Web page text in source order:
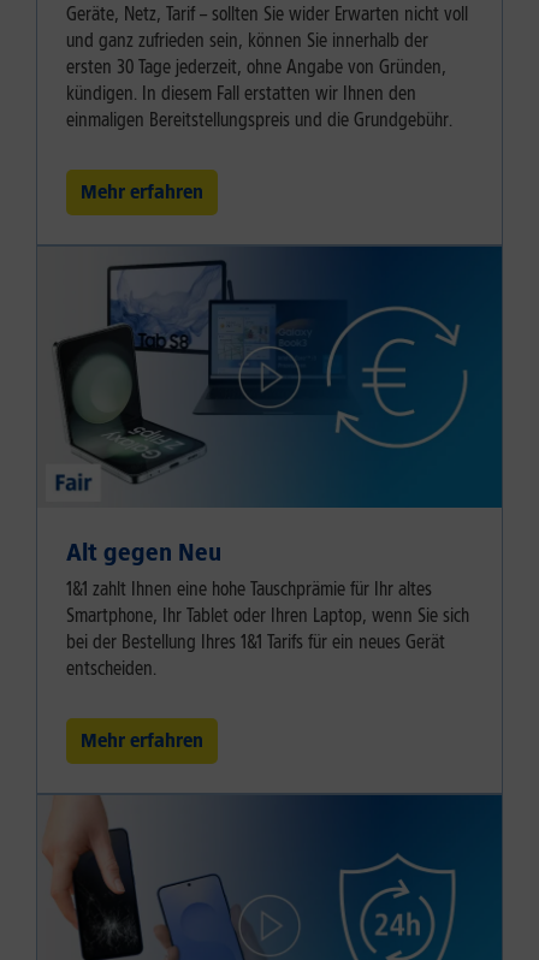
Geräte, Netz, Tarif – sollten Sie wider Erwarten nicht voll
und ganz zufrieden sein, können Sie innerhalb der
ersten 30 Tage jederzeit, ohne Angabe von Gründen,
kündigen. In diesem Fall erstatten wir Ihnen den
einmaligen Bereitstellungspreis und die Grundgebühr.
Mehr erfahren
Alt gegen Neu
1&1 zahlt Ihnen eine hohe Tauschprämie für Ihr altes
Smartphone, Ihr Tablet oder Ihren Laptop, wenn Sie sich
bei der Bestellung Ihres 1&1 Tarifs für ein neues Gerät
entscheiden.
Mehr erfahren